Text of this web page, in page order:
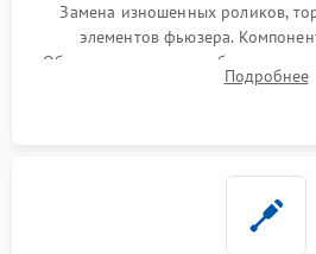
Замена изношенных роликов,
элементов фьюзера.
Обязательная очистка блока
печати от просыпанногоПодробнее